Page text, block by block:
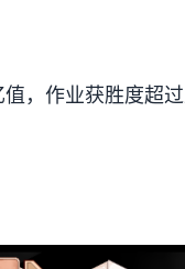
，作业获胜度超